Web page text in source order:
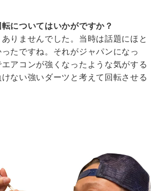
についてはいかがですか？
りませんでした。当時は話題にほと
たですね。それがジャパンになっ
アコンが強くなったような気がする
ない強いダーツと考えて回転させる